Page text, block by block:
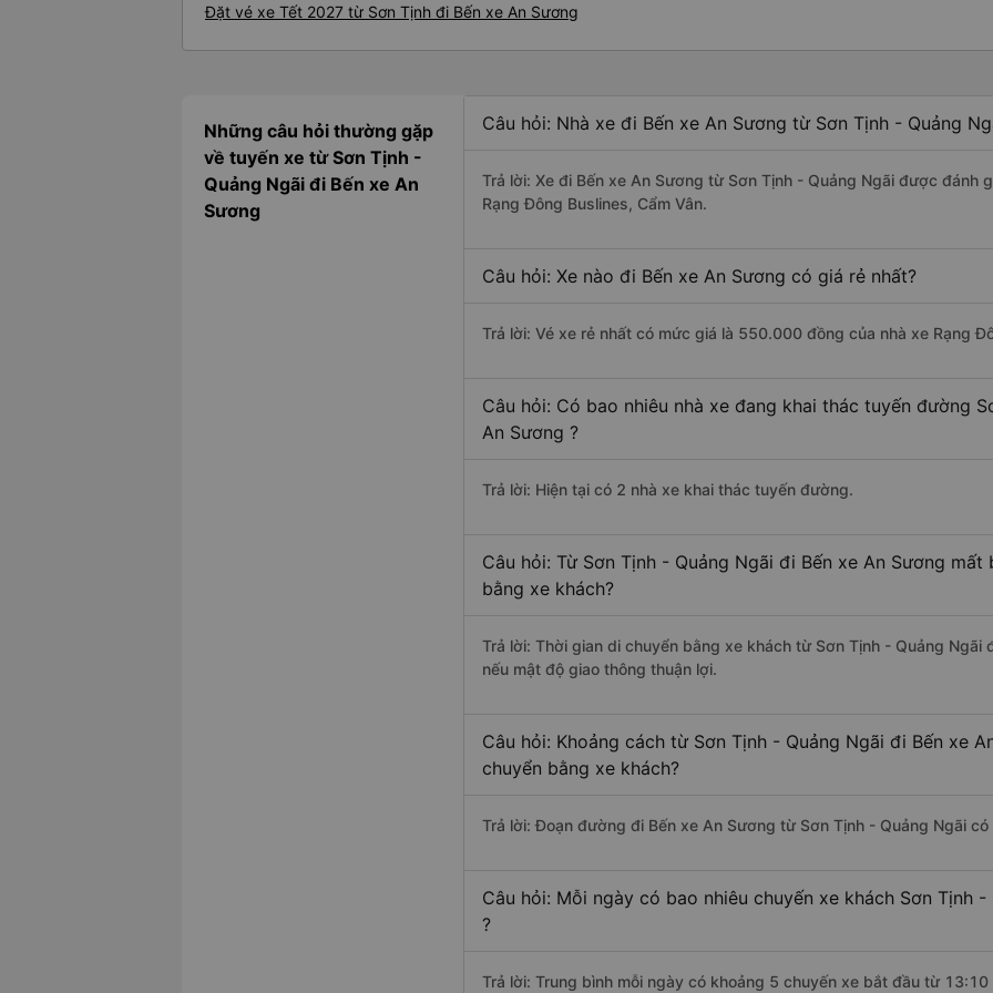
Đặt vé xe Tết 2027 từ Sơn Tịnh đi Bến xe An Sương
Những câu hỏi thường gặp
về tuyến xe từ Sơn Tịnh -
Quảng Ngãi đi Bến xe An
Sương
Câu hỏi: Nhà xe đi Bến xe An Sương từ Sơn Tịnh - Quảng
Trả lời: Xe đi Bến xe An Sương từ Sơn Tịnh - Quảng Ngãi được đánh
Rạng Đông Buslines, Cẩm Vân.
Câu hỏi: Xe nào đi Bến xe An Sương có giá rẻ nhất?
Trả lời: Vé xe rẻ nhất có mức giá là 550.000 đồng của nhà xe Rạng
Câu hỏi: Có bao nhiêu nhà xe đang khai thác tuyến đường
An Sương ?
Trả lời: Hiện tại có 2 nhà xe khai thác tuyến đường.
Câu hỏi: Từ Sơn Tịnh - Quảng Ngãi đi Bến xe An Sương
bằng xe khách?
Trả lời: Thời gian di chuyển bằng xe khách từ Sơn Tịnh - Quảng Ngãi
nếu mật độ giao thông thuận lợi.
Câu hỏi: Khoảng cách từ Sơn Tịnh - Quảng Ngãi đi Bến xe
chuyển bằng xe khách?
Trả lời: Đoạn đường đi Bến xe An Sương từ Sơn Tịnh - Quảng Ngãi
Câu hỏi: Mỗi ngày có bao nhiêu chuyến xe khách Sơn Tịnh
?
Trả lời: Trung bình mỗi ngày có khoảng 5 chuyến xe bắt đầu từ